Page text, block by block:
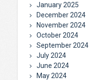
January 2025
December 2024
November 2024
October 2024
September 2024
July 2024
June 2024
May 2024